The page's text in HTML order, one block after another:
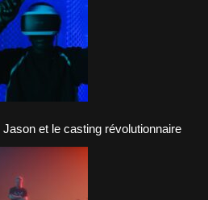
et le casting révolutionnaire